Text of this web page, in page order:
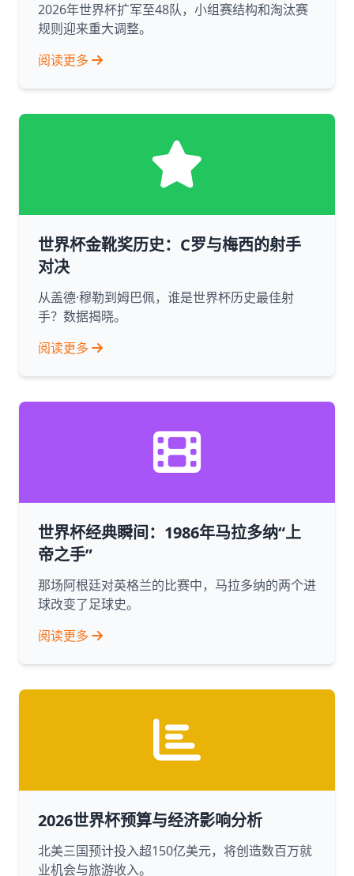
2026年世界杯扩军至48队，小组赛结构和淘汰赛
规则迎来重大调整。
阅读更多
世界杯金靴奖历史：C罗与梅西的射手
对决
从盖德·穆勒到姆巴佩，谁是世界杯历史最佳射
手？数据揭晓。
阅读更多
世界杯经典瞬间：1986年马拉多纳“上
帝之手”
那场阿根廷对英格兰的比赛中，马拉多纳的两个进
球改变了足球史。
阅读更多
2026世界杯预算与经济影响分析
北美三国预计投入超150亿美元，将创造数百万就
业机会与旅游收入。